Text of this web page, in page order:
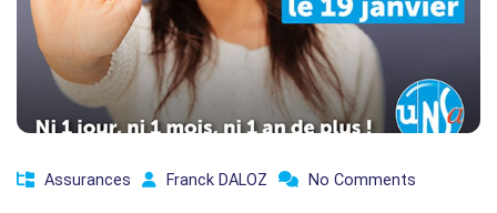
Assurances Franck DALOZ No Comments